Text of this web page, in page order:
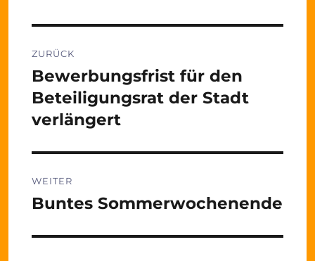
ZURÜCK
Vorheriger
Beitrag:
Bewerbungsfrist für den
Beteiligungsrat der Stadt
verlängert
WEITER
Nächster
Buntes Sommerwochenende